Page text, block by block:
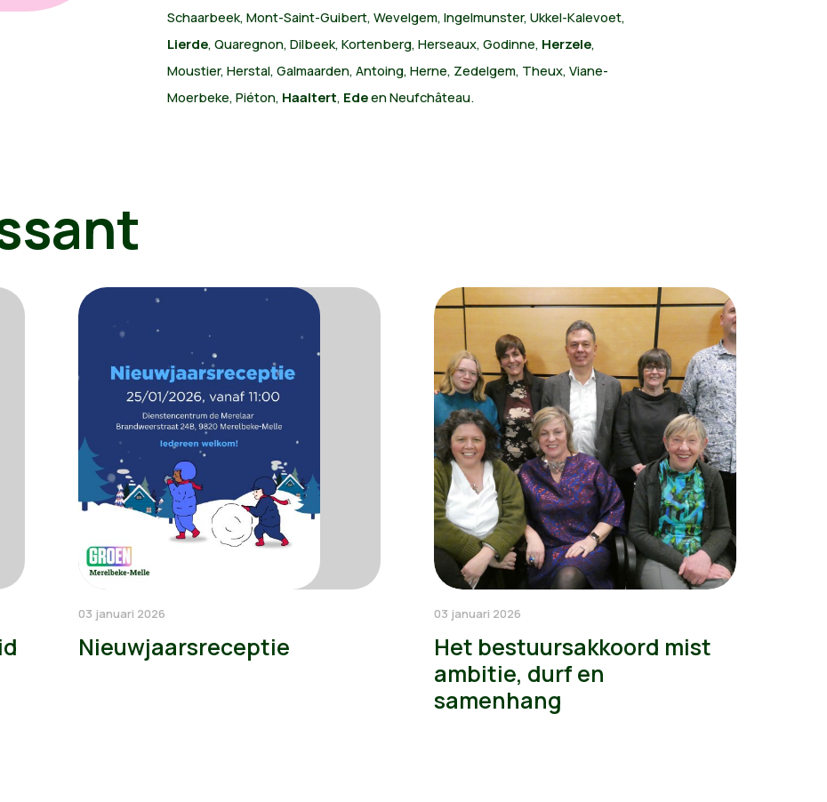
Schaarbeek, Mont-Saint-Guibert, Wevelgem, Ingelmunster, Ukkel-Kalevoet,
Lierde, Quaregnon, Dilbeek, Kortenberg, Herseaux, Godinne, Herzele,
Moustier, Herstal, Galmaarden, Antoing, Herne, Zedelgem, Theux, Viane-
Moerbeke, Piéton, Haaltert, Edeen Neufchâteau.
03 januari 2026
Nieuwjaarsreceptie
03 januari 2026
Het bestuursakkoord mist
ambitie, durf en
samenhang